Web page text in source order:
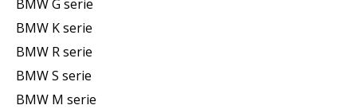
BMW G serie
BMW K serie
BMW R serie
BMW S serie
BMW M serie